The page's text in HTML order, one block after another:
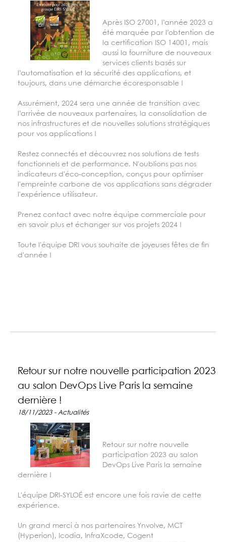
Après ISO 27001, l’année 2023 a
été marquée par l’obtention de
la certification ISO 14001, mais
aussi la fourniture de nouveaux
services clients basés sur
l’automatisation et la sécurité des applications, et
toujours, dans une démarche écoresponsable !
Assurément, 2024 sera une année de transition avec
l’arrivée de nouveaux partenaires, la consolidation de
nos infrastructures et de nouvelles solutions stratégiques
pour vos applications !
Restez connectés et découvrez nos solutions de tests
fonctionnels et de performance. N'oublions pas nos
indicateurs d'éco-conception, conçus pour optimiser
l'empreinte carbone de vos applications sans dégrader
l'expérience utilisateur.
Prenez contact avec notre équipe commerciale pour
en savoir plus et échanger sur vos projets 2024 !
Toute l'équipe DRI vous souhaite de joyeuses fêtes de fin
d'année !
Retour sur notre nouvelle participation 2023
au salon DevOps Live Paris la semaine
dernière !
18/11/2023 - Actualités
Retour sur notre nouvelle
participation 2023 au salon
DevOps Live Paris la semaine
dernière !
L'équipe DRI-SYLOÉ est encore une fois ravie de cette
expérience.
Un grand merci à nos partenaires Ynvolve, MCT
(Hyperion), Icodia, InfraXcode, Cogent